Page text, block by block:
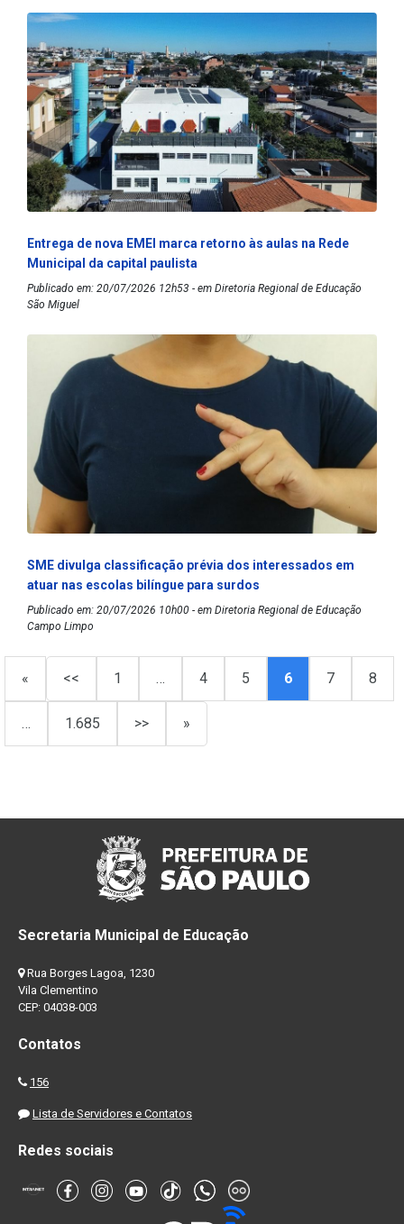
Entrega de nova EMEI marca retorno às aulas na Rede
Municipal da capital paulista
Publicado em: 20/07/2026 12h53 - em Diretoria Regional de Educação
São Miguel
SME divulga classificação prévia dos interessados em
atuar nas escolas bilíngue para surdos
Publicado em: 20/07/2026 10h00 - em Diretoria Regional de Educação
Campo Limpo
« << 1 … 4 5 6 7 8
… 1.685 >> »
Secretaria Municipal de Educação
Rua Borges Lagoa, 1230
Vila Clementino
CEP: 04038-003
Contatos
156
Lista de Servidores e Contatos
Redes sociais